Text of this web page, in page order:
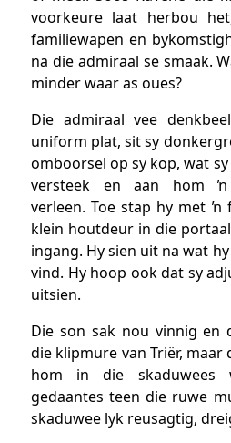
voorkeure laat herbou
familiewapen en
na die admiraal se smaak.
minder waar as oues?
Die admiraal vee
uniform plat, sit sy
omboorsel op sy kop, wat
versteek en aan hom ŉ
verleen. Toe stap hy met
klein houtdeur in die
ingang. Hy sien uit na wat
vind. Hy hoop ook dat sy
uitsien.
Die son sak nou vinnig en
die klipmure van Triër,
hom in die skaduwees
gedaantes teen die ruwe
skaduwee lyk reusagtig,